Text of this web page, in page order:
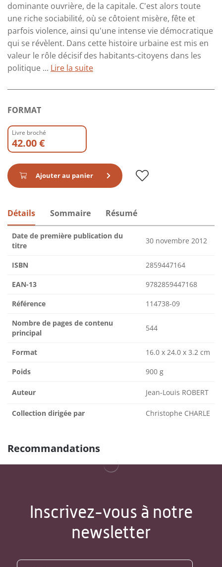
dominante ouvrière, de la capitale. C'est alors toute
une riche sociabilité, où se côtoient misère, fête et
parfois violence, ainsi qu'une intense vie démocratique
qui se révèlent. Dans cette histoire urbaine est mis en
valeur le rôle décisif des habitants-citoyens dans les
politique ... Lire la suite
FORMAT
Livre broché
42.00 €
Ajouter au panier
Détails Sommaire Résumé
Date de première publication du
titre
30 novembre 2012
ISBN 2859447164
EAN-13 9782859447168
Référence 114738-09
Nombre de pages de contenu
principal
544
Format 16.0 x 24.0 x 3.2 cm
Poids 900 g
Auteur Jean-Louis ROBERT
Collection dirigée par Christophe CHARLE
Recommandations
Inscrivez-vous à notre
newsletter